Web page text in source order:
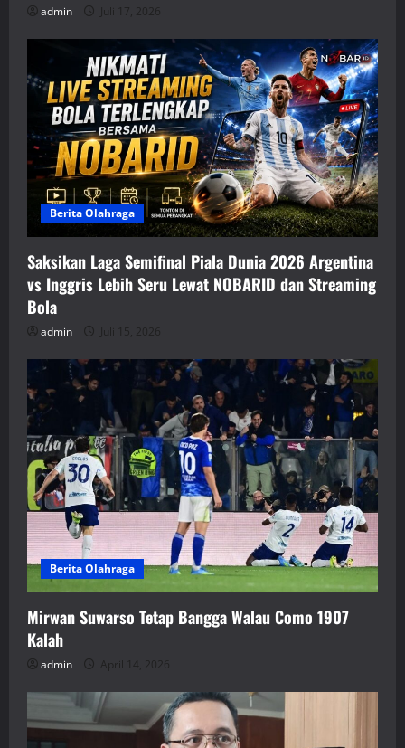
admin Juli 17, 2026
Berita Olahraga
Saksikan Laga Semifinal Piala Dunia 2026 Argentina
vs Inggris Lebih Seru Lewat NOBARID dan Streaming
Bola
admin Juli 15, 2026
Berita Olahraga
Mirwan Suwarso Tetap Bangga Walau Como 1907
Kalah
admin April 14, 2026